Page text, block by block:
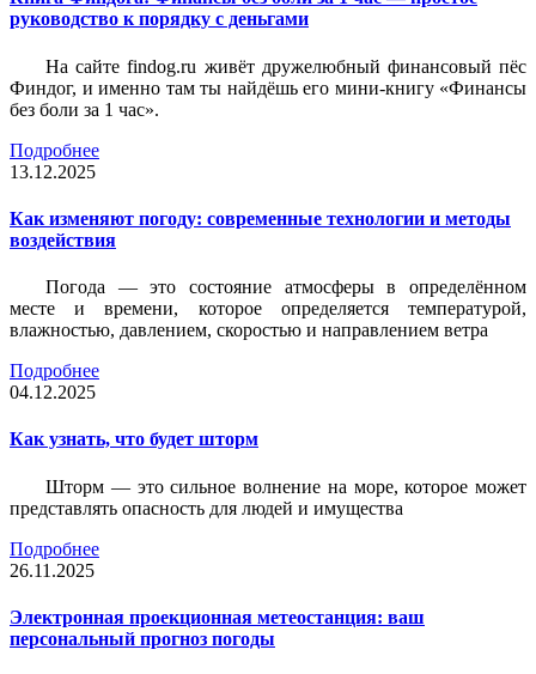
руководство к порядку с деньгами
На сайте findog.ru живёт дружелюбный финансовый пёс
Финдог, и именно там ты найдёшь его мини‑книгу «Финансы
без боли за 1 час».
Подробнее
13.12.2025
Как изменяют погоду: современные технологии и методы
воздействия
Погода — это состояние атмосферы в определённом
месте и времени, которое определяется температурой,
влажностью, давлением, скоростью и направлением ветра
Подробнее
04.12.2025
Как узнать, что будет шторм
Шторм — это сильное волнение на море, которое может
представлять опасность для людей и имущества
Подробнее
26.11.2025
Электронная проекционная метеостанция: ваш
персональный прогноз погоды